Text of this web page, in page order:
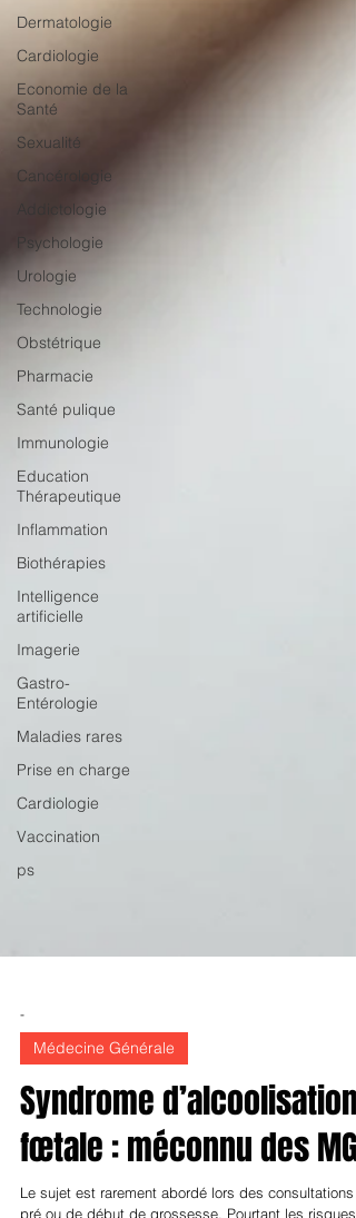
Dermatologie
Cardiologie
Economie de la
Santé
Sexualité
Cancérologie
Addictologie
Psychologie
Urologie
Technologie
Obstétrique
Pharmacie
Santé pulique
Immunologie
Education
Thérapeutique
Inflammation
Biothérapies
Intelligence
artificielle
Imagerie
Gastro-
Entérologie
Maladies rares
Prise en charge
Cardiologie
Vaccination
ps
Médecine Générale
Syndrome d’alcoolisation
fœtale : méconnu des MG